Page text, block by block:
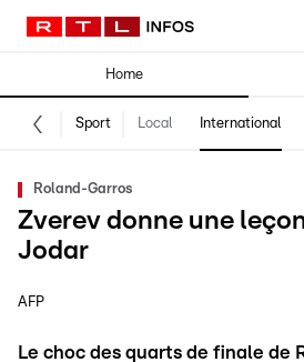
Home
Sport Local International
Roland-Garros
Zverev donne une
Jodar
AFP
Le choc des quarts de finale de